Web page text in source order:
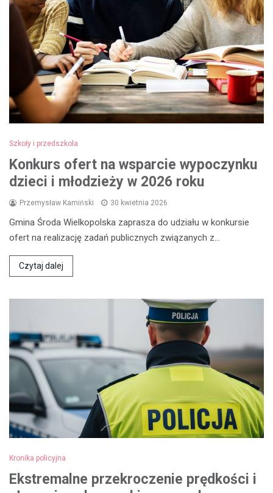
Szkoły i przedszkola
Konkurs ofert na wsparcie wypoczynku
dzieci i młodzieży w 2026 roku
Przemysław Kamiński 30 kwietnia 2026
Gmina Środa Wielkopolska zaprasza do udziału w konkursie
ofert na realizację zadań publicznych związanych z…
Czytaj dalej
Kronika policyjna
Ekstremalne przekroczenie prędkości i